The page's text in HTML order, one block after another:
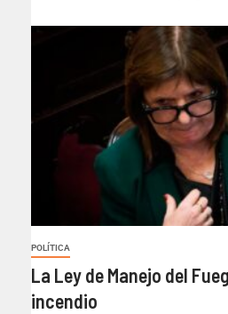
POLÍTICA
La Ley de Manejo del
incendio